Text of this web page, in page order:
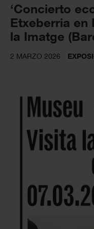
‘Concierto
Etxeberria en
la Imatge
2 MARZO 2026